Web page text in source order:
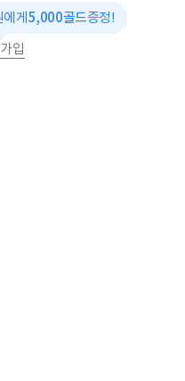
에게5,000골드증정!
입